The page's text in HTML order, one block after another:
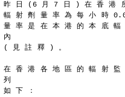
昨 日 (6 月 7 日 ) 在 香 港
輻 射 劑 量 率 為 每 小 時
量 率 是 在 本 港 的 本 底
內
( 見 註 釋 ) 。
在 香 港 各 地 區 的 輻 射
列
如 下 ：